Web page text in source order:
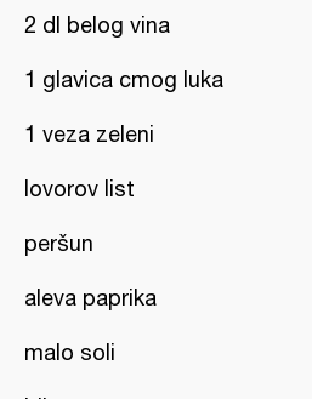
2 dl belog vina
1 glavica cmog luka
1 veza zeleni
lovorov list
peršun
aleva paprika
malo soli